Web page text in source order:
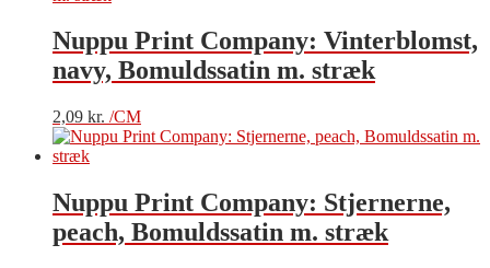
Nuppu Print Company: Vinterblomst,
navy, Bomuldssatin m. stræk
2,09 kr. /CM
Nuppu Print Company: Stjernerne,
peach, Bomuldssatin m. stræk